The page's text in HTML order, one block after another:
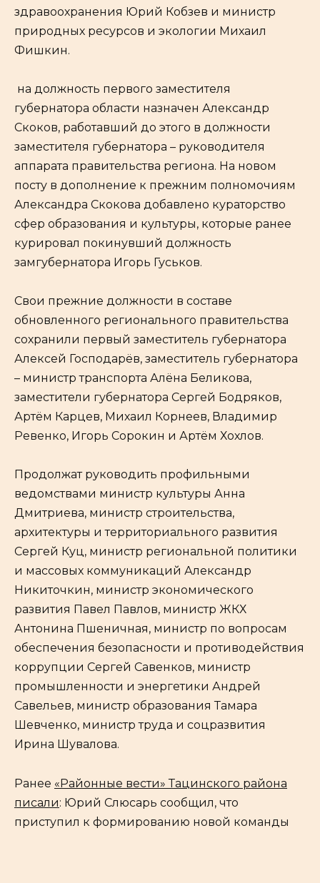
здравоохранения Юрий Кобзев и министр
природных ресурсов и экологии Михаил
Фишкин.
на должность первого заместителя
губернатора области назначен Александр
Скоков, работавший до этого в должности
заместителя губернатора – руководителя
аппарата правительства региона. На новом
посту в дополнение к прежним полномочиям
Александра Скокова добавлено кураторство
сфер образования и культуры, которые ранее
курировал покинувший должность
замгубернатора Игорь Гуськов.
Свои прежние должности в составе
обновленного регионального правительства
сохранили первый заместитель губернатора
Алексей Господарёв, заместитель губернатора
– министр транспорта Алёна Беликова,
заместители губернатора Сергей Бодряков,
Артём Карцев, Михаил Корнеев, Владимир
Ревенко, Игорь Сорокин и Артём Хохлов.
Продолжат руководить профильными
ведомствами министр культуры Анна
Дмитриева, министр строительства,
архитектуры и территориального развития
Сергей Куц, министр региональной политики
и массовых коммуникаций Александр
Никиточкин, министр экономического
развития Павел Павлов, министр ЖКХ
Антонина Пшеничная, министр по вопросам
обеспечения безопасности и противодействия
коррупции Сергей Савенков, министр
промышленности и энергетики Андрей
Савельев, министр образования Тамара
Шевченко, министр труда и соцразвития
Ирина Шувалова.
Ранее «Районные вести» Тацинского района
писали: Юрий Слюсарь сообщил, что
приступил к формированию новой команды